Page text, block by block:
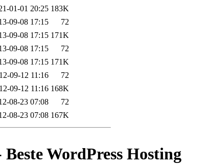
01-01 20:25 183K
09-08 17:15
72
09-08 17:15 171K
09-08 17:15
72
09-08 17:15 171K
09-12 11:16
72
09-12 11:16 168K
08-23 07:08
72
08-23 07:08 167K
WordPress Hosting